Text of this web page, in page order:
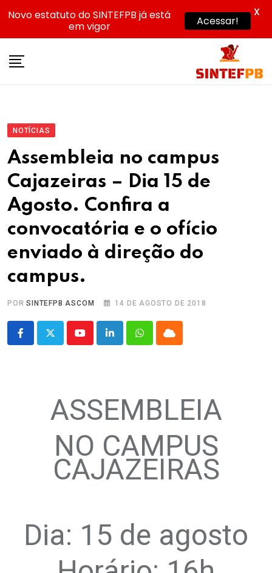
NOTÍCIAS
Assembleia no campus
Cajazeiras – Dia 15 de
Agosto. Confira a
convocatória e o ofício
enviado à direção do
campus.
PORSINTEFPB ASCOM 14 DE AGOSTO DE 2018
YoutubeLinkedInWhatsappCloud
ASSEMBLEIA
NO CAMPUS
CAJAZEIRAS
Dia: 15 de agosto
Novo estatuto do SINTEFPB já está
em vigor
Acessar!
X